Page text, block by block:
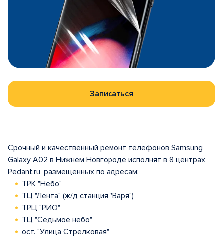
Записаться
Срочный и качественный ремонт телефонов Samsung
Galaxy A02 в Нижнем Новгороде исполнят в 8 центрах
Pedant.ru, размещенных по адресам:
ТРК "Небо"
ТЦ "Лента" (ж/д станция "Варя")
ТРЦ "РИО"
ТЦ "Седьмое небо"
ост. "Улица Стрелковая"